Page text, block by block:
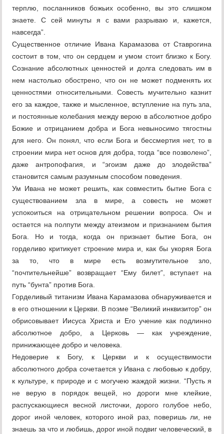
терплю, посланников божьих особенно, вы это слишком
знаете. С сей минуты я с вами разрываю и, кажется,
навсегда”.
Существенное отличие Ивана Карамазова от Ставрогина
состоит в том, что он сердцем и умом стоит близко к Богу.
Сознание абсолютных ценностей и долга следовать им в
нем настолько обострено, что он не может подменять их
ценностями относительными. Совесть мучительно казнит
его за каждое, также и мысленное, вступление на путь зла,
и постоянные колебания между верою в абсолютное добро
Божие и отрицанием добра и Бога невыносимо тягостны
для него. Он понял, что если Бога и бессмертия нет, то в
строении мира нет основ для добра, тогда “все позволено”,
даже антропофагия, и “эгоизм даже до злодейства”
становится самым разумным способом поведения.
Ум Ивана не может решить, как совместить бытие Бога с
существованием зла в мире, а совесть не может
успокоиться на отрицательном решении вопроса. Он и
остается на полпути между атеизмом и признанием бытия
Бога. Но и тогда, когда он признает бытие Бога, он
горделиво критикует строение мира и, как бы укоряя Бога
за то, что в мире есть возмутительное зло,
“почтительнейше” возвращает “Ему билет”, вступает на
путь “бунта” против Бога.
Горделивый титанизм Ивана Карамазова обнаруживается и
в его отношении к Церкви. В поэме “Великий инквизитор” он
обрисовывает Иисуса Христа и Его учение как подлинно
абсолютное добро, а Церковь — как учреждение,
принижающее добро и человека.
Недоверие к Богу, к Церкви и к осуществимости
абсолютного добра сочетается у Ивана с любовью к добру,
к культуре, к природе и с могучею жаждой жизни. “Пусть я
не верую в порядок вещей, но дороги мне клейкие,
распускающиеся весной листочки, дорого голубое небо,
дорог иной человек, которого иной раз, поверишь ли, не
знаешь за что и любишь, дорог иной подвиг человеческий, в